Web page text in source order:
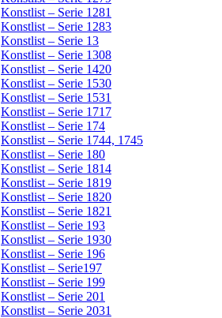
Konstlist – Serie 1281
Konstlist – Serie 1283
Konstlist – Serie 13
Konstlist – Serie 1308
Konstlist – Serie 1420
Konstlist – Serie 1530
Konstlist – Serie 1531
Konstlist – Serie 1717
Konstlist – Serie 174
Konstlist – Serie 1744, 1745
Konstlist – Serie 180
Konstlist – Serie 1814
Konstlist – Serie 1819
Konstlist – Serie 1820
Konstlist – Serie 1821
Konstlist – Serie 193
Konstlist – Serie 1930
Konstlist – Serie 196
Konstlist – Serie197
Konstlist – Serie 199
Konstlist – Serie 201
Konstlist – Serie 2031